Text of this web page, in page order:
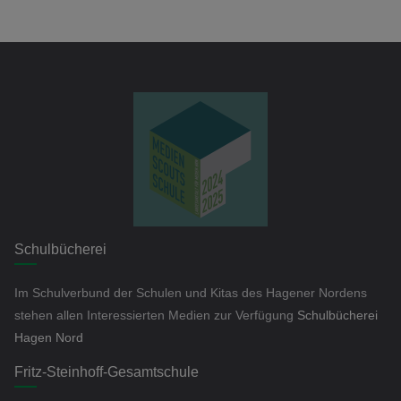
Schulbücherei
Im Schulverbund der Schulen und Kitas des Hagener Nordens
stehen allen Interessierten Medien zur Verfügung Schulbücherei
Hagen Nord
Fritz-Steinhoff-Gesamtschule